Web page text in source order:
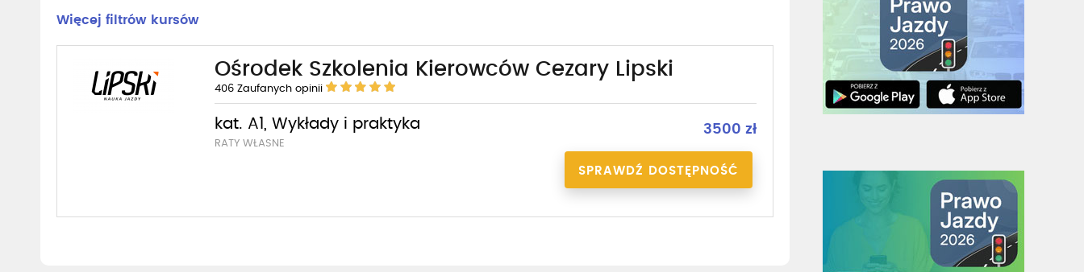
Więcej filtrów kursów
Ośrodek Szkolenia Kierowców Cezary Lipski
406 Zaufanych opinii
kat. A1, Wykłady i praktyka
RATY WŁASNE
3500 zł
SPRAWDŹ DOSTĘPNOŚĆ